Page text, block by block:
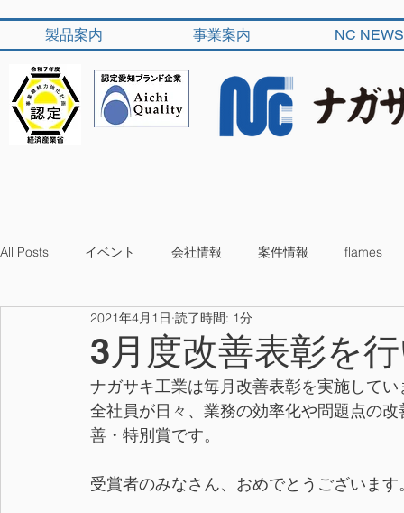
製品案内 事業案内 NC NEWS
All Posts イベント 会社情報 案件情報 flames
3月度改善表彰を
2021年4月1日 読了時間: 1分
ナガサキ工業は毎月改善表彰を実施してい
全社員が日々、業務の効率化や問題点の
善・特別賞です。
受賞者のみなさん、おめでとうございます